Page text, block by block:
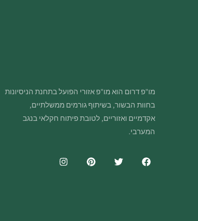
מו"פ דרום הוא מו"פ אזורי הפועל בתחנת הניסיונות
בחוות הבשור, בשיתוף גורמים ממשלתיים,
אקדמיים ואזוריים, לטובת פיתוח חקלאי בנגב
המערבי.